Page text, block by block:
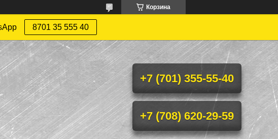
Корзина
8701 35 555 40
+7 (701) 355-55-40
+7 (708) 620-29-59